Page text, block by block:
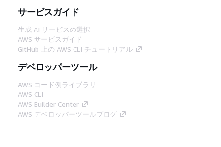
サービスガイド
生成 AI サービスの選択
AWS サービスガイド
GitHub 上の AWS CLI チュートリアル
デベロッパーツール
AWS コード例ライブラリ
AWS CLI
AWS Builder Center
AWS デベロッパーツールブログ